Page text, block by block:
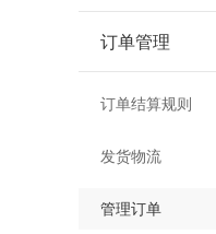
订单管理
订单结算规则
发货物流
管理订单